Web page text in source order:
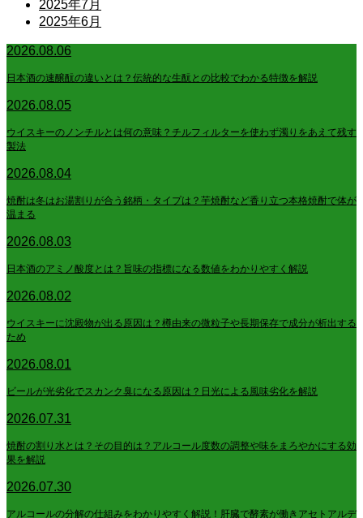
2025年7月
2025年6月
2026.08.06
日本酒の速醸酛の違いとは？伝統的な生酛との比較でわかる特徴を解説
2026.08.05
ウイスキーのノンチルとは何の意味？チルフィルターを使わず濁りをあえて残す
製法
2026.08.04
焼酎は冬はお湯割りが合う銘柄・タイプは？芋焼酎など香り立つ本格焼酎で体が
温まる
2026.08.03
日本酒のアミノ酸度とは？旨味の指標になる数値をわかりやすく解説
2026.08.02
ウイスキーに沈殿物が出る原因は？樽由来の微粒子や長期保存で成分が析出する
ため
2026.08.01
ビールが光劣化でスカンク臭になる原因は？日光による風味劣化を解説
2026.07.31
焼酎の割り水とは？その目的は？アルコール度数の調整や味をまろやかにする効
果を解説
2026.07.30
アルコールの分解の仕組みをわかりやすく解説！肝臓で酵素が働きアセトアルデ